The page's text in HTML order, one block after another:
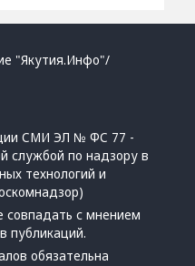
"Якутия.Инфо"/
СМИ ЭЛ № ФС 77 -
службой по надзору в
технологий и
с мнением
публикаций.
обязательна